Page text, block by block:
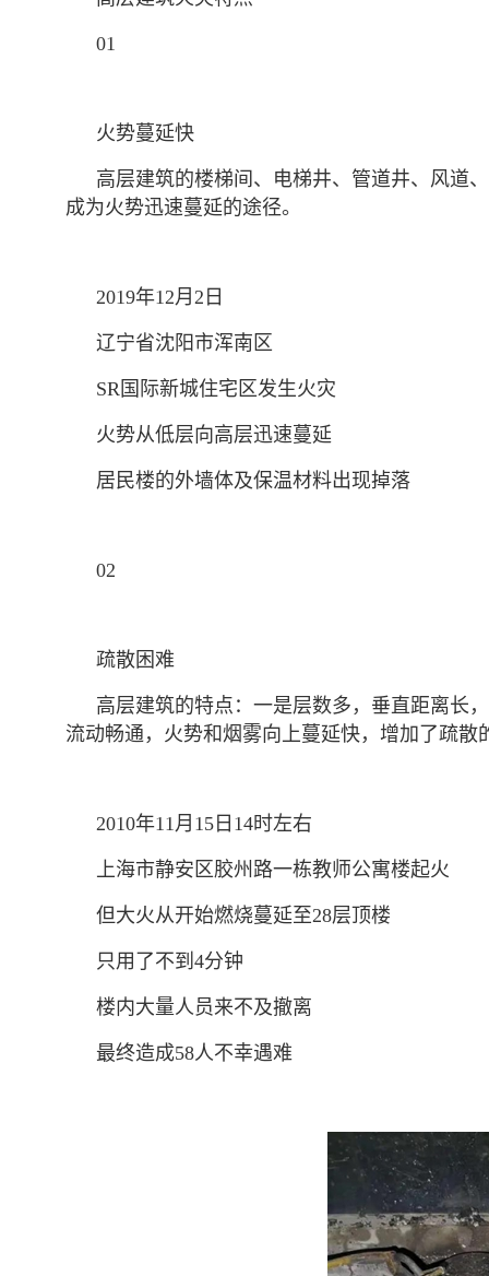
01
火势蔓延快
高层建筑的楼梯间、电梯井、管道井、风道
成为火势迅速蔓延的途径。
2019年12月2日
辽宁省沈阳市浑南区
SR国际新城住宅区发生火灾
火势从低层向高层迅速蔓延
居民楼的外墙体及保温材料出现掉落
02
疏散困难
高层建筑的特点：一是层数多，垂直距离长
流动畅通，火势和烟雾向上蔓延快，增加了疏散
2010年11月15日14时左右
上海市静安区胶州路一栋教师公寓楼起火
但大火从开始燃烧蔓延至28层顶楼
只用了不到4分钟
楼内大量人员来不及撤离
最终造成58人不幸遇难